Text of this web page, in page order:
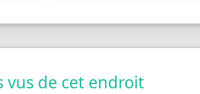
vus de cet endroit